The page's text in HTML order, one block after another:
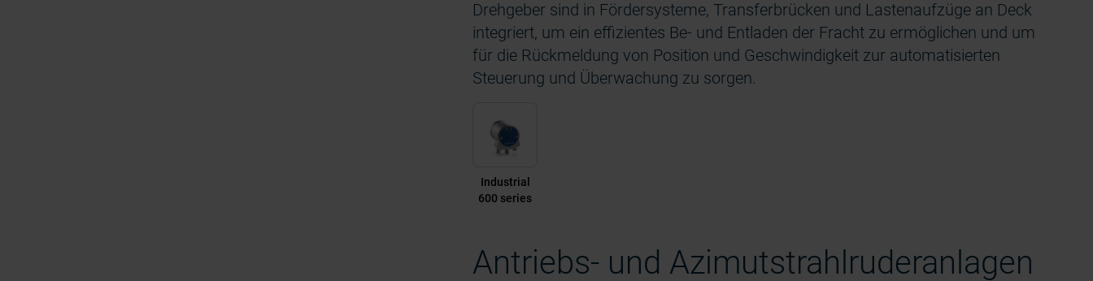
Drehgeber sind in Fördersysteme, Transferbrücken und Lastenaufzüge an Deck
integriert, um ein effizientes Be- und Entladen der Fracht zu ermöglichen und um
für die Rückmeldung von Position und Geschwindigkeit zur automatisierten
Steuerung und Überwachung zu sorgen.
Industrial
600 series
Antriebs- und Azimutstrahlruderanlagen